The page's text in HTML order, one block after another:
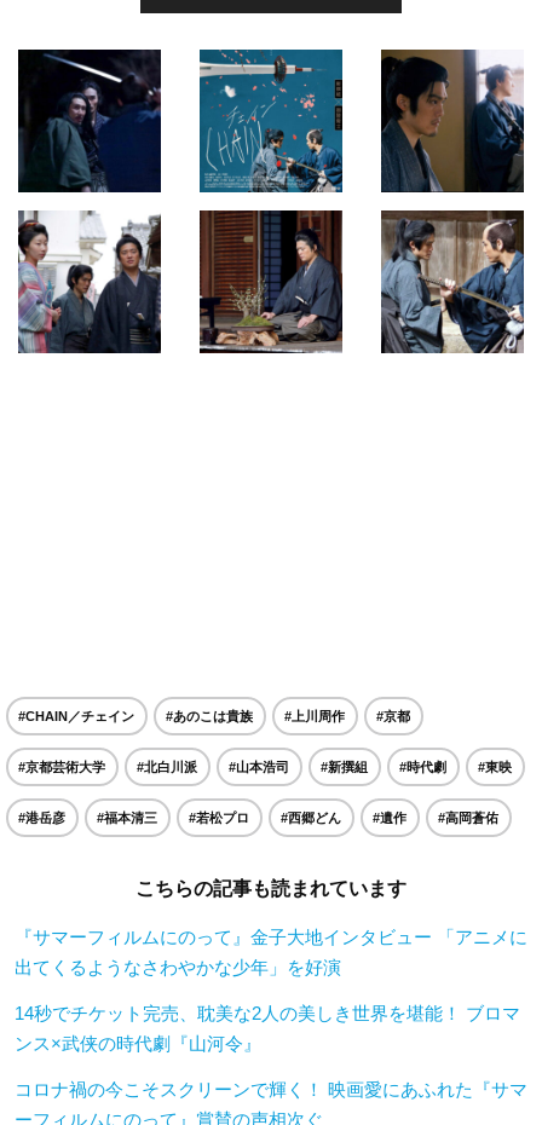
#CHAIN／チェイン #あのこは貴族 #上川周作 #京都
#京都芸術大学 #北白川派 #山本浩司 #新撰組 #時代劇 #東映
#港岳彦 #福本清三 #若松プロ #西郷どん #遺作 #高岡蒼佑
こちらの記事も読まれています
『サマーフィルムにのって』金子大地インタビュー 「アニメに
出てくるようなさわやかな少年」を好演
14秒でチケット完売、耽美な2人の美しき世界を堪能！ ブロマ
ンス×武侠の時代劇『山河令』
コロナ禍の今こそスクリーンで輝く！ 映画愛にあふれた『サマ
ーフィルムにのって』賞賛の声相次ぐ